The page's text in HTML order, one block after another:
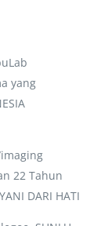
yang
22 Tahun
DARI HATI